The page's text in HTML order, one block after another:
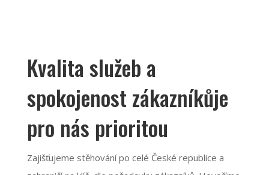
Kvalita služeb a
spokojenost zákazníkůje
pro nás prioritou
Zajišťujeme stěhování po celé České republice a